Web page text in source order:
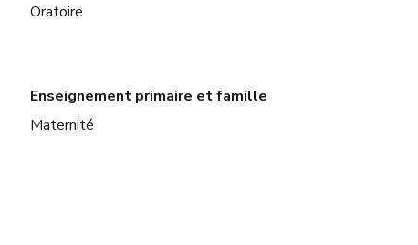
Oratoire
Enseignement primaire et famille
Maternité